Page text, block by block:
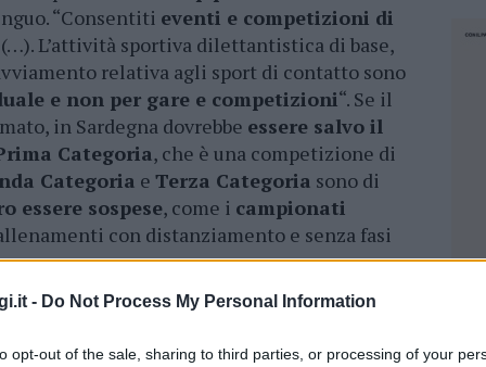
- Do Not Process My Personal Information
opt-out of the sale, sharing to third parties, or processing of your
“Consentiti eventi e competizioni di
(…). L’attività sportiva dilettantistica di base,
relativa agli sport di contatto sono
e non per gare e competizioni“. Se il
in Sardegna dovrebbe essere salvo il
Categoria, che è una competizione di
Categoria e Terza Categoria sono di
essere sospese, come i campionati
con distanziamento e senza fasi
più pessimistecon l’assenza nel testo
alle “competizioni di interesse regionale e